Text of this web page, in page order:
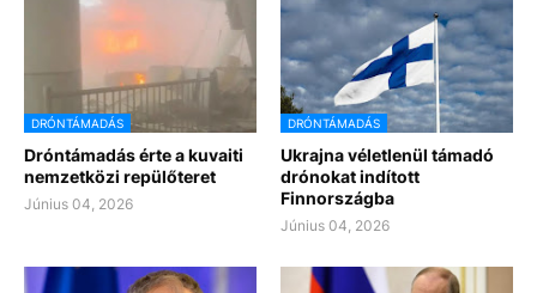
DRÓNTÁMADÁS
Dróntámadás érte a kuvaiti
nemzetközi repülőteret
Június 04, 2026
DRÓNTÁMADÁS
Ukrajna véletlenül támadó
drónokat indított
Finnországba
Június 04, 2026